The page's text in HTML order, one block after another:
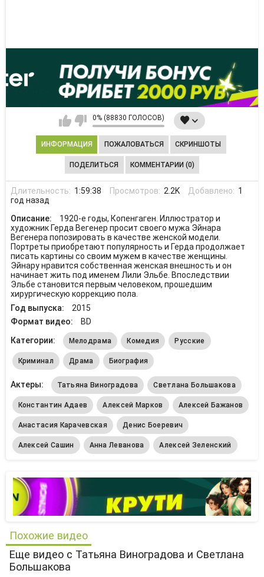
0% (88830 ГОЛОСОВ)
ИНФОРМАЦИЯ ПОЖАЛОВАТЬСЯ СКРИНШОТЫ
ПОДЕЛИТЬСЯ КОММЕНТАРИИ (0)
Длительность: 1:59:38 Просмотров: 2.2K Добавлено: 1
год назад
Описание:
1920-е годы, Копенгаген. Иллюстратор и
художник Герда Вегенер просит своего мужа Эйнара
Вегенера попозировать в качестве женской модели.
Портреты приобретают популярность и Герда продолжает
писать картины со своим мужем в качестве женщины.
Эйнару нравится собственная женская внешность и он
начинает жить под именем Лили Эльбе. Впоследствии
Эльбе становится первым человеком, прошедшим
хирургическую коррекцию пола.
Год выпуска:
2015
Формат видео:
BD
Категории:
Мелодрама Комедия Русские
Криминал Драма Биография
Актеры: Татьяна Виноградова Светлана Большакова
Константин Адаев Алексей Марков Алексей Бажанов
Анастасия Карачевская Денис Боеревич
Алексей Сашин Анна Леванова Алексей Зеленский
Похожие видео
Еще видео с Татьяна Виноградова и Светлана
Большакова